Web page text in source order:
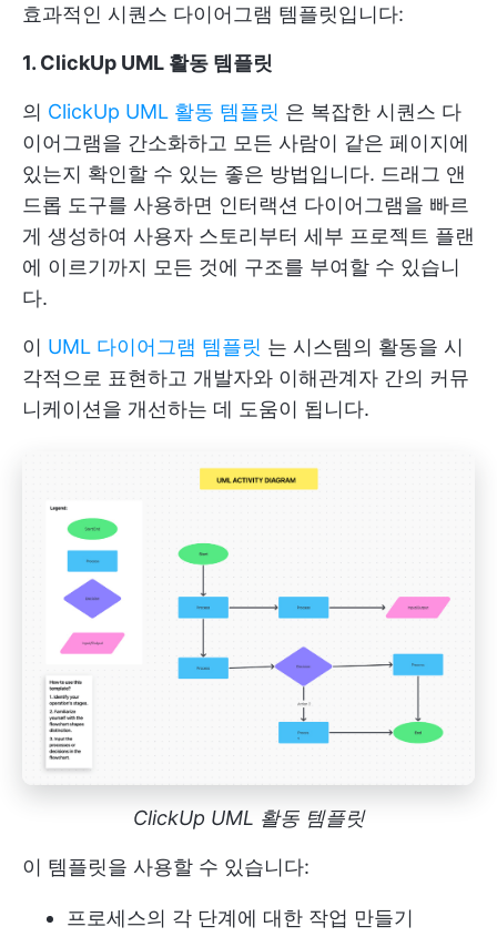
효과적인 시퀀스 다이어그램 템플릿입니다:
1. ClickUp UML 활동 템플릿
의 ClickUp UML 활동 템플릿 은 복잡한 시퀀스 다
이어그램을 간소화하고 모든 사람이 같은 페이지에
있는지 확인할 수 있는 좋은 방법입니다. 드래그 앤
드롭 도구를 사용하면 인터랙션 다이어그램을 빠르
게 생성하여 사용자 스토리부터 세부 프로젝트 플랜
에 이르기까지 모든 것에 구조를 부여할 수 있습니
다.
이 UML 다이어그램 템플릿 는 시스템의 활동을 시
각적으로 표현하고 개발자와 이해관계자 간의 커뮤
니케이션을 개선하는 데 도움이 됩니다.
ClickUp UML 활동 템플릿
이 템플릿을 사용할 수 있습니다:
프로세스의 각 단계에 대한 작업 만들기